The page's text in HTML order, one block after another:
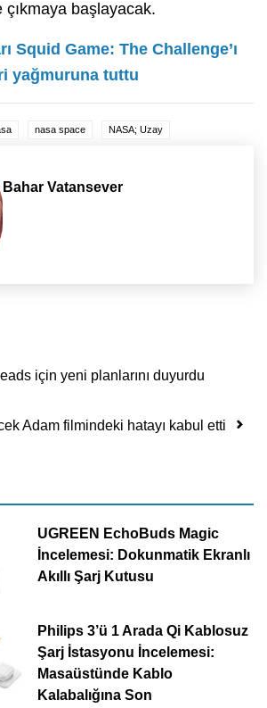
başlayacak.
Squid Game: The Challenge’ı
yağmuruna tuttu
nasa space NASA; Uzay
Bahar Vatansever
için yeni planlarını duyurdu
Adam filmindeki hatayı kabul etti
UGREEN EchoBuds Magic
İncelemesi: Dokunmatik Ekranlı
Akıllı Şarj Kutusu
Philips 3’ü 1 Arada Qi Kablosuz
Şarj İstasyonu İncelemesi:
Masaüstünde Kablo
Kalabalığına Son